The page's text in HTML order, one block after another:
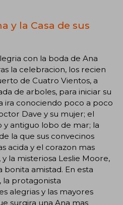
y la Casa de sus
con la boda de Ana
la celebracion, los recien
de Cuatro Vientos, a
de arboles, para iniciar su
ira conociendo poco a poco
Dave y su mujer; el
y antiguo lobo de mar; la
la que sus convecinos
acida y el corazon mas
la misteriosa Leslie Moore,
bonita amistad. En esta
la protagonista
alegrias y las mayores
surgira una Ana mas